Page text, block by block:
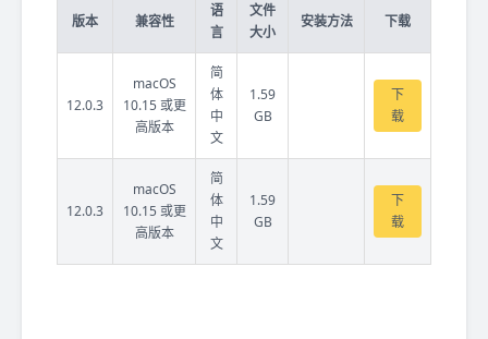
版本 兼容性
语
言
文件
大小
安装方法 下载
12.0.3
macOS
10.15 或更
高版本
简
体
中
文
1.59
GB
下
载
12.0.3
macOS
10.15 或更
高版本
简
体
中
文
1.59
GB
下
载